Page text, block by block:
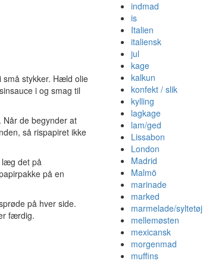
stykker. Hæld olie
i og smag til
de begynder at
så rispapiret ikke
læg det på
på en
på hver side.
færdig.
indmad
is
Italien
italiensk
jul
kage
kalkun
konfekt / slik
kylling
lagkage
lam/ged
Lissabon
London
Madrid
Malmö
marinade
marked
marmelade/syltetøj
mellemøsten
mexicansk
morgenmad
muffins